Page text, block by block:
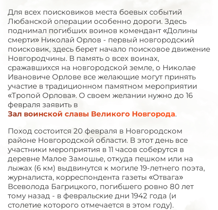
Для всех поисковиков места боевых событий
Любанской операции особенно дороги. Здесь
поднимал погибших воинов комендант «Долины
смерти» Николай Орлов - первый новгородский
поисковик, здесь берет начало поисковое движение
Новгородчины. В память о всех воинах,
сражавшихся на новгородской земле, о Николае
Ивановиче Орлове все желающие могут принять
участие в традиционном памятном мероприятии
«Тропой Орлова». О своем желании нужно до 16
февраля заявить в
Зал воинской славы Великого Новгорода.
Поход состоится 20 февраля в Новгородском
районе Новгородской области. В этот день все
участники мероприятия в 11 часов соберутся в
деревне Малое Замошье, откуда пешком или на
лыжах (6 км) выдвинутся к могиле 19-летнего поэта,
журналиста, корреспондента газеты «Отвага»
Всеволода Багрицкого, погибшего ровно 80 лет
тому назад - в февральские дни 1942 года (и
столетие которого отмечается в этом году).